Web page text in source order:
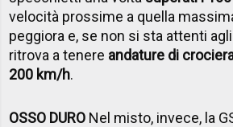
velocità prossime a quella
peggiora e, se non si sta attenti
ritrova a tenere andature di
200 km/h.
OSSO DURO Nel misto, invece, la